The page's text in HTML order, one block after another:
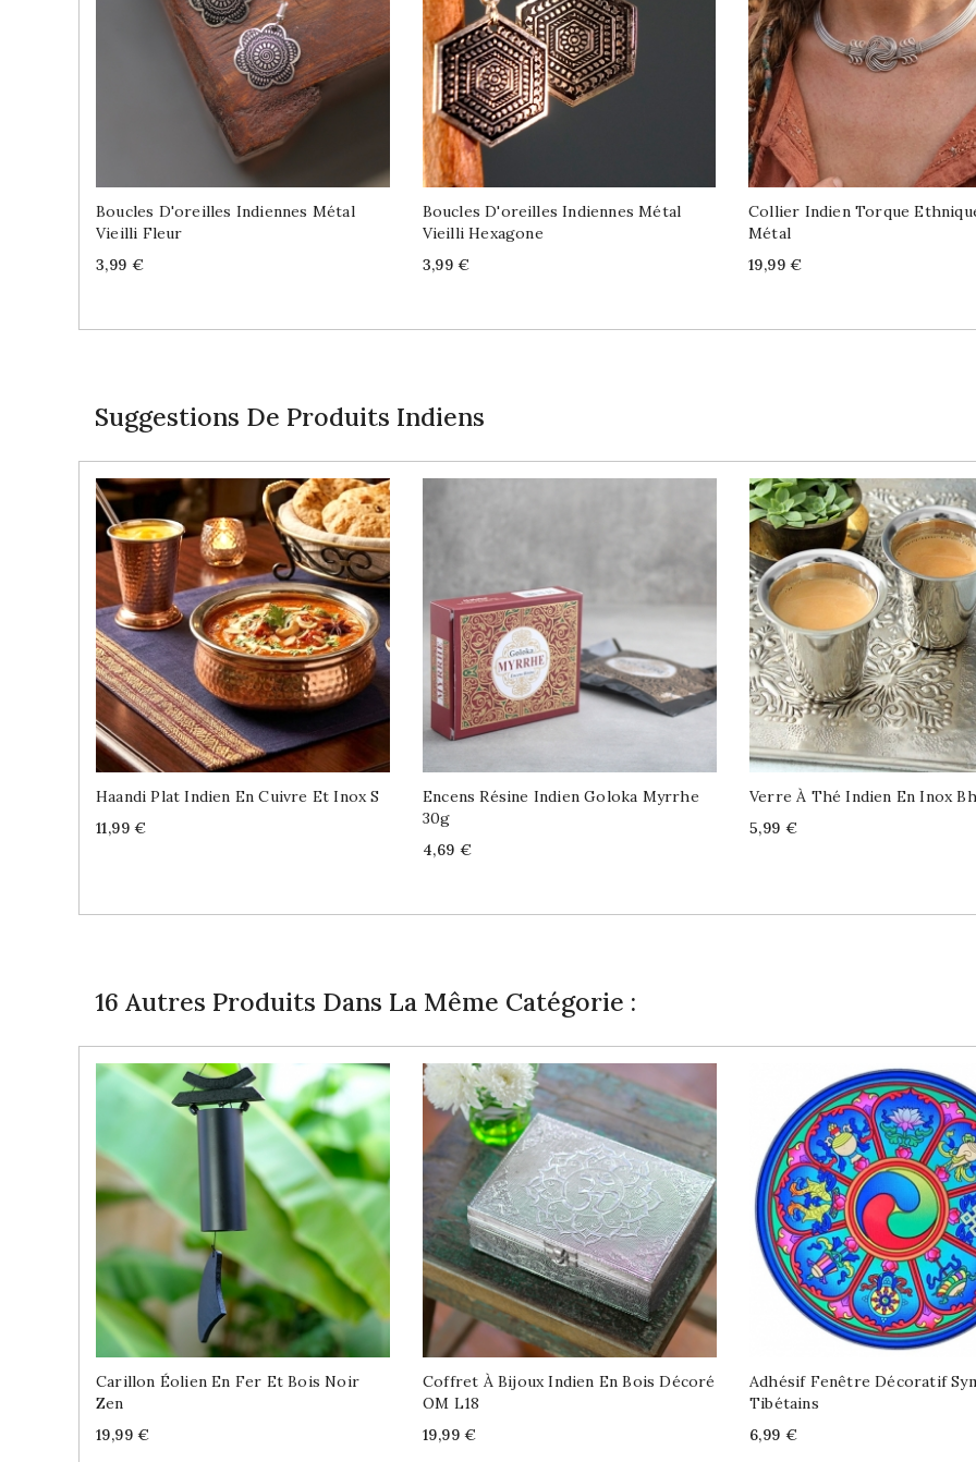
Boucles D'oreilles Indiennes Métal
Vieilli Fleur
Price
3,99 €
Boucles D'oreilles Indiennes Métal
Vieilli Hexagone
Price
3,99 €
Collier Indien Torque
Métal
Price
19,99 €
Suggestions De Produits Indiens
Haandi Plat Indien En Cuivre Et Inox S
Price
11,99 €
Encens Résine Indien Goloka Myrrhe
30g
Price
4,69 €
Verre À Thé Indien En Inox
Price
5,99 €
16 Autres Produits Dans La Même Catégorie :
Carillon Éolien En Fer Et Bois Noir
Zen
Price
19,99 €
Coffret À Bijoux Indien En Bois Décoré
OM L18
Price
19,99 €
Adhésif Fenêtre Décoratif
Tibétains
Price
6,99 €